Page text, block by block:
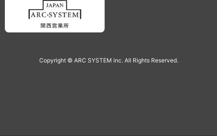
Copyright © ARC SYSTEM inc. All Rights Reserved.